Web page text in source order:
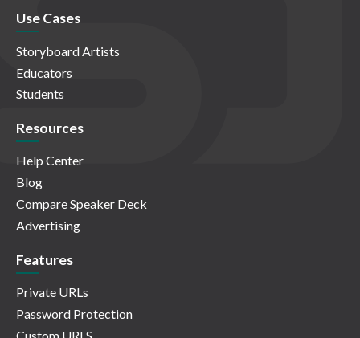
Use Cases
Storyboard Artists
Educators
Students
Resources
Help Center
Blog
Compare Speaker Deck
Advertising
Features
Private URLs
Password Protection
Custom URLS